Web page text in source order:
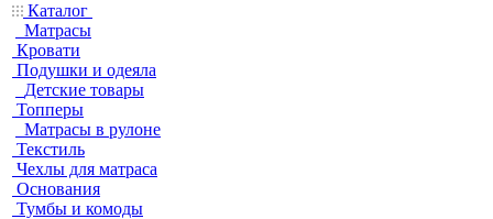
Каталог
Матрасы
Кровати
Подушки и одеяла
Детские товары
Топперы
Матрасы в рулоне
Текстиль
Чехлы для матраса
Основания
Тумбы и комоды